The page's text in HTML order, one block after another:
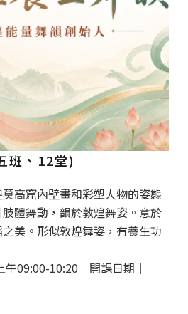
班、12堂)
莫高窟內壁畫和彩塑人物的姿態
體舞動，韻於敦煌舞姿。意於
美。形似敦煌舞姿，有養生功
午09:00-10:20｜開課日期｜